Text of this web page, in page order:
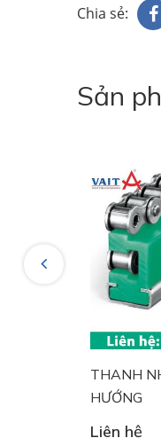
Chia sẻ:
Sản
Previous
THANH
HƯỚNG
Liên hệ